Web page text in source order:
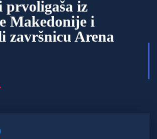
iz
Makedonije i
završnicu Arena